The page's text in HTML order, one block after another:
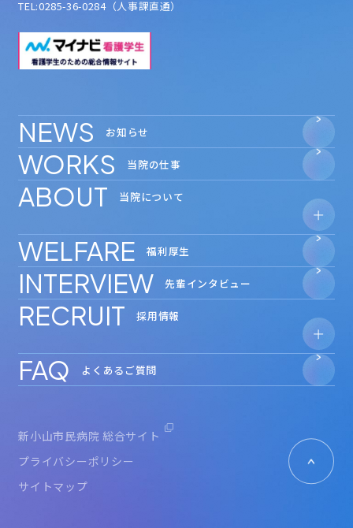
TEL:0285-36-0284（人事課直通）
NEWS お知らせ
WORKS 当院の仕事
ABOUT 当院について
- 安心の教育体制
- 数字で見る新小山市民病院
- 奨学金制度
WELFARE 福利厚生
INTERVIEW 先輩インタビュー
RECRUIT 採用情報
- 見学会・インターンシップ
FAQ よくあるご質問
新小山市民病院 総合サイト
プライバシーポリシー
サイトマップ